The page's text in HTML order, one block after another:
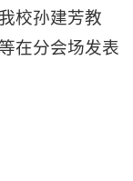
校孙建芳教
在分会场发表